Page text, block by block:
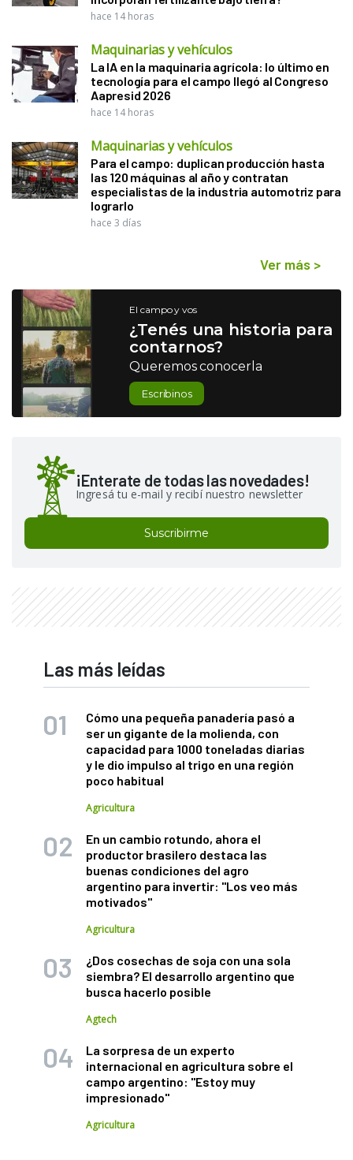
hace 14 horas
Maquinarias y vehículos
La IA en la maquinaria agrícola: lo último en
tecnología para el campo llegó al Congreso
Aapresid 2026
hace 14 horas
Maquinarias y vehículos
Para el campo: duplican producción hasta
las 120 máquinas al año y contratan
especialistas de la industria automotriz para
lograrlo
hace 3 días
Ver más >
El campo y vos
¿Tenés una historia para
contarnos?
Queremos conocerla
Escribinos
¡Enterate de todas las novedades!
Ingresá tu e-mail y recibí nuestro newsletter
Suscribirme
Las más leídas
Cómo una pequeña panadería pasó a
ser un gigante de la molienda, con
capacidad para 1000 toneladas diarias
y le dio impulso al trigo en una región
poco habitual
Agricultura
En un cambio rotundo, ahora el
productor brasilero destaca las
buenas condiciones del agro
argentino para invertir: "Los veo más
motivados"
Agricultura
¿Dos cosechas de soja con una sola
siembra? El desarrollo argentino que
busca hacerlo posible
Agtech
La sorpresa de un experto
internacional en agricultura sobre el
campo argentino: "Estoy muy
impresionado"
Agricultura